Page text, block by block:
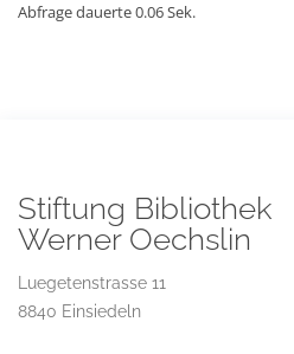
Abfrage dauerte 0.06 Sek.
Stiftung Bibliothek
Werner Oechslin
Luegetenstrasse 11
8840 Einsiedeln